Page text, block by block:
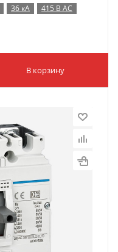
36 кА 415 В AC
В корзину